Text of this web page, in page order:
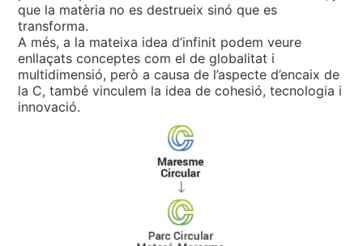
que la matèria no es destrueix sinó que es
transforma.
A més, a la mateixa idea d’infinit podem veure
enllaçats conceptes com el de globalitat i
multidimensió, però a causa de l’aspecte d’encaix de
la C, també vinculem la idea de cohesió, tecnologia i
innovació.